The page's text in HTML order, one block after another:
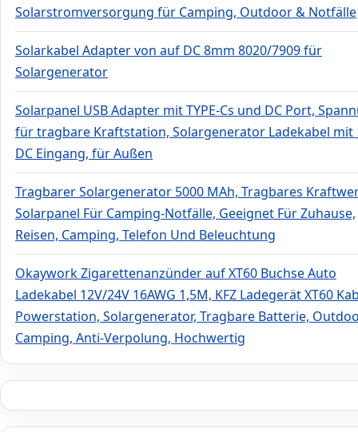
Solarstromversorgung für Camping, Outdoor & Notfälle
Solarkabel Adapter von auf DC 8mm 8020/7909 für
Solargenerator
Solarpanel USB Adapter mit TYPE-Cs und DC Port,
für tragbare Kraftstation, Solargenerator Ladekabel mit
DC Eingang, für Außen
Tragbarer Solargenerator 5000 MAh, Tragbares
Solarpanel Für Camping-Notfälle, Geeignet Für Zuhause,
Reisen, Camping, Telefon Und Beleuchtung
Okaywork Zigarettenanzünder auf XT60 Buchse Auto
Ladekabel 12V/24V 16AWG 1,5M, KFZ Ladegerät XT60
Powerstation, Solargenerator, Tragbare Batterie,
Camping, Anti-Verpolung, Hochwertig